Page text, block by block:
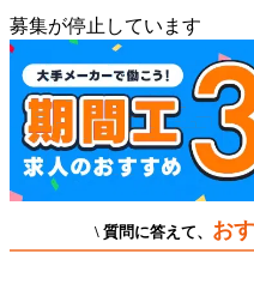
募集が停止しています
\ 質問に答えて、 お